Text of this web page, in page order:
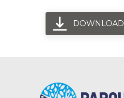
DOWNLOAD